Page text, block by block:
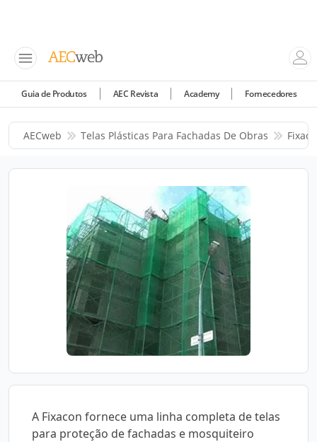
Guia de Produtos AEC Revista Academy Fornecedores
AECweb Telas Plásticas Para Fachadas De Obras
A Fixacon fornece uma linha completa de telas
para proteção de fachadas e mosquiteiro